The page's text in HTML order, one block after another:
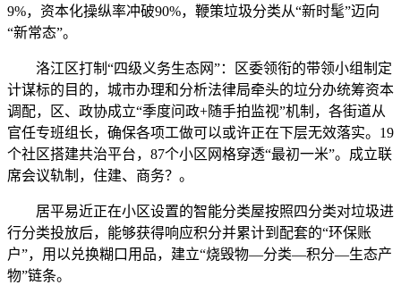
9%，资本化操纵率冲破90%，鞭策垃圾分类从“新时髦”迈向
“新常态”。
洛江区打制“四级义务生态网”：区委领衔的带领小组制定
计谋标的目的，城市办理和分析法律局牵头的垃分办统筹资本
调配，区、政协成立“季度问政+随手拍监视”机制，各街道从
官任专班组长，确保各项工做可以或许正在下层无效落实。19
个社区搭建共治平台，87个小区网格穿透“最初一米”。成立联
席会议轨制，住建、商务？。
居平易近正在小区设置的智能分类屋按照四分类对垃圾进
行分类投放后，能够获得响应积分并累计到配套的“环保账
户”，用以兑换糊口用品，建立“烧毁物—分类—积分—生态产
物”链条。